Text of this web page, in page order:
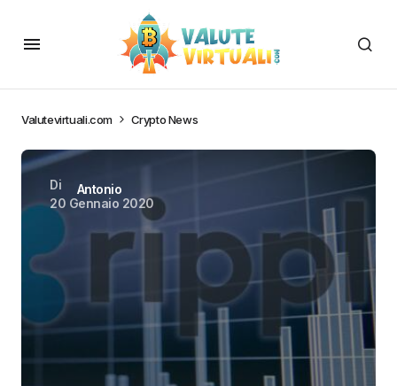
Valutevirtuali.com Crypto News
Di
Antonio
20 Gennaio 2020